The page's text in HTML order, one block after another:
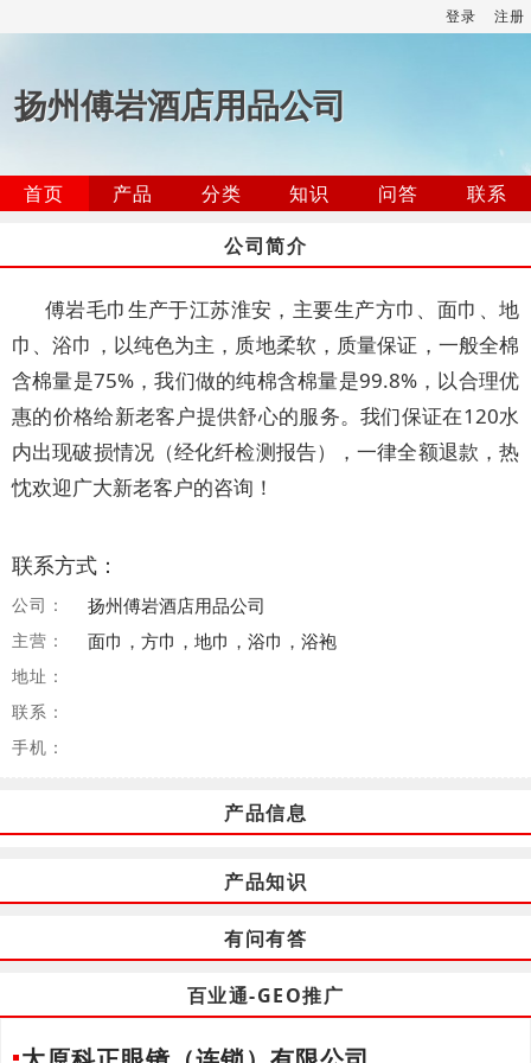
登录 注册
扬州傅岩酒店用品公司
首页 产品 分类 知识 问答
联系
公司简介
傅岩毛巾生产于江苏淮安，主要生产方巾、面巾、地
巾、浴巾，以纯色为主，质地柔软，质量保证，一般全棉
含棉量是75%，我们做的纯棉含棉量是99.8%，以合理优
惠的价格给新老客户提供舒心的服务。我们保证在120水
内出现破损情况（经化纤检测报告），一律全额退款，热
忱欢迎广大新老客户的咨询！
联系方式：
公司： 扬州傅岩酒店用品公司
主营： 面巾，方巾，地巾，浴巾，浴袍
地址：
联系：
手机：
产品信息
产品知识
有问有答
百业通-GEO推广